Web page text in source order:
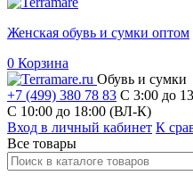
Женская обувь и сумки оптом
0 Корзина
Обувь и сумки
+7 (499) 380 78 83 С 3:00 до
C 10:00 до 18:00 (ВЛ-К)
Вход в личный кабинет К
Все товары